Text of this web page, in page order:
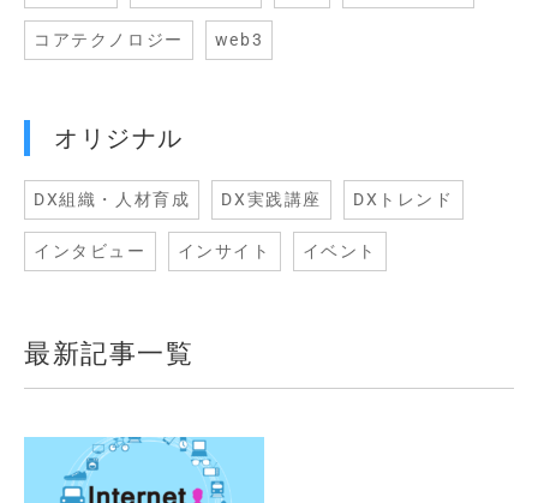
コアテクノロジー web3
オリジナル
DX組織・人材育成 DX実践講座 DXトレンド
インタビュー インサイト イベント
最新記事一覧